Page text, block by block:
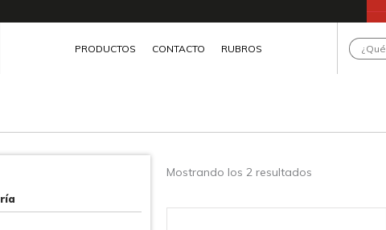
PRODUCTOS CONTACTO RUBROS
Search
Mostrando los 2 resultados